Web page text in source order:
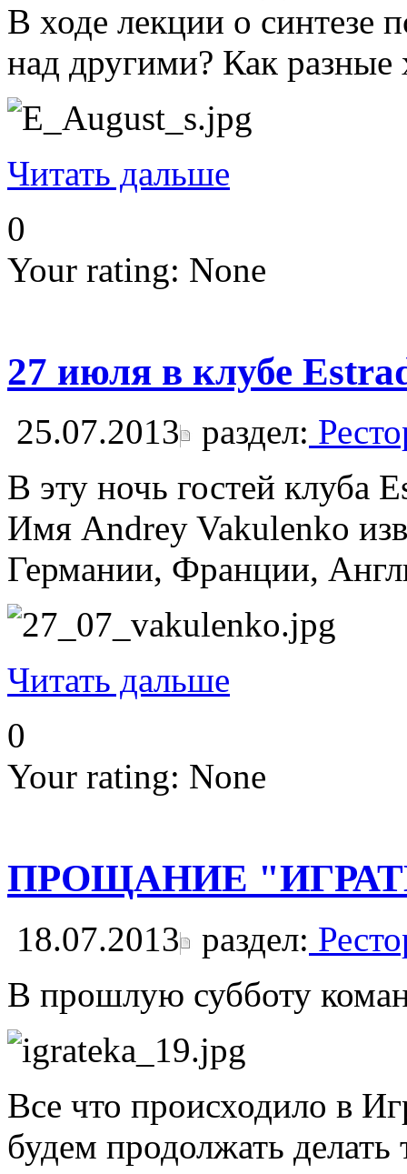
В ходе лекции о синтезе
над другими? Как разные
Читать дальше
0
Your rating: None
27 июля в клубе
25.07.2013 раздел:
В эту ночь гостей клуба
Имя Andrey Vakulenko
Германии, Франции,
Читать дальше
0
Your rating: None
ПРОЩАНИЕ
18.07.2013 раздел:
В прошлую субботу
Все что происходило в
будем продолжать